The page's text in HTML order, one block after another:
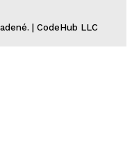
| CodeHub LLC